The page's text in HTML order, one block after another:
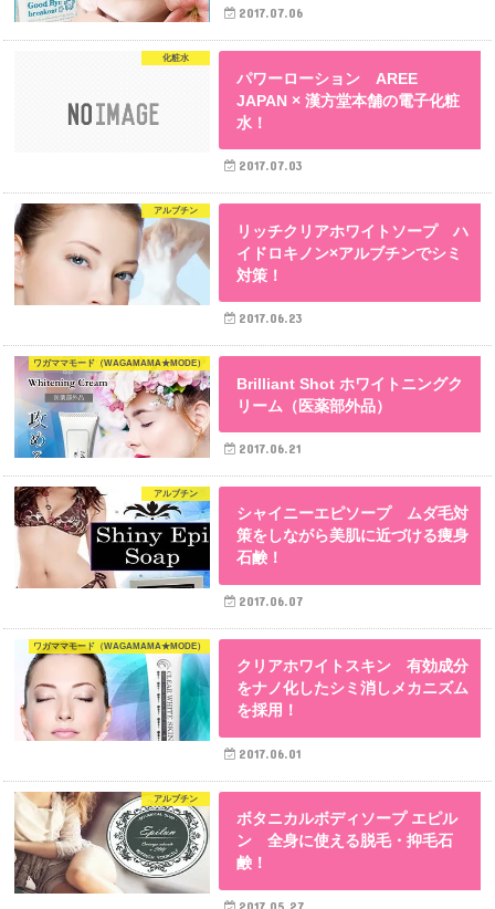
2017.07.06
化粧水
パワーローション AREE
JAPAN × 漢方堂本舗の電子化粧
水！
2017.07.03
アルブチン
リッチクリアホワイトソープ ハ
イドロキノン×アルブチンでシミ
対策！
2017.06.23
ワガママモード（WAGAMAMA★MODE）
Brilliant Shot ホワイトニングク
リーム（医薬部外品）
2017.06.21
アルブチン
シャイニーエピソープ ムダ毛対
策をしながら美肌に近づける痩身
石鹸！
2017.06.07
ワガママモード（WAGAMAMA★MODE）
クリアホワイトスキン 有効成分
をナノ化したシミ消しメカニズム
を採用！
2017.06.01
アルブチン
ボタニカルボディソープ エピル
ン 全身に使える脱毛・抑毛石
鹸！